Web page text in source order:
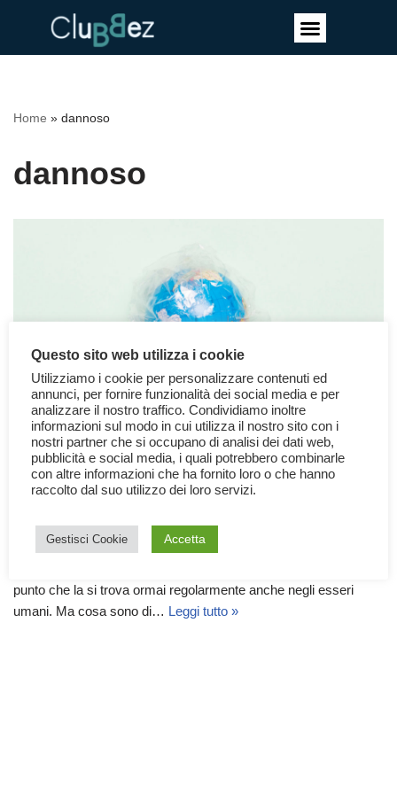
Home » dannoso
dannoso
La Microplastica
24 Maggio 2024 Documentari
punto che la si trova ormai regolarmente anche negli esseri
umani. Ma cosa sono di… Leggi tutto »
Questo sito web utilizza i cookie
Utilizziamo i cookie per personalizzare contenuti ed
annunci, per fornire funzionalità dei social media e per
analizzare il nostro traffico. Condividiamo inoltre
informazioni sul modo in cui utilizza il nostro sito con i
nostri partner che si occupano di analisi dei dati web,
pubblicità e social media, i quali potrebbero combinarle
con altre informazioni che ha fornito loro o che hanno
raccolto dal suo utilizzo dei loro servizi.
Gestisci Cookie Accetta